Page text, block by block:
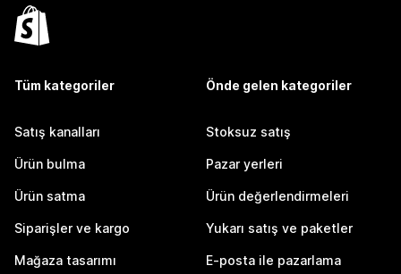
Tüm kategoriler
Satış kanalları
Ürün bulma
Ürün satma
Siparişler ve kargo
Mağaza tasarımı
Önde gelen kategoriler
Stoksuz satış
Pazar yerleri
Ürün değerlendirmeleri
Yukarı satış ve paketler
E-posta ile pazarlama